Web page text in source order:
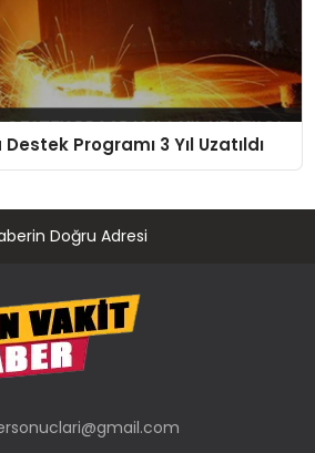
Programı 3 Yıl Uzatıldı
Doğru Adresi